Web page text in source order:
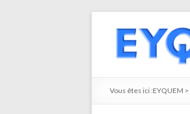
Vous êtes ici :EYQUEM >